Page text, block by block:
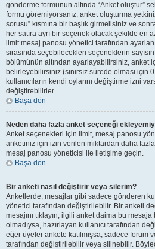
gönderme formunun altında “Anket oluştur”
formu göremiyorsanız, anket oluşturma
sorusu” kısmına bir başlık girmelisiniz ve
her satıra ayrı bir seçenek olacak şekilde en
limit mesaj panosu yönetici tarafından
sırasında seçebilecekleri seçeneklerin
bölümünün altından ayarlayabilirsiniz, anket
belirleyebilirsiniz (sınırsız sürede olması için
kullanıcıların kendi oylarını değiştirme izni
değiştirebilirler.
Başa dön
Neden daha fazla anket seçeneği
Anket seçenekleri için limit, mesaj panosu
anketiniz için izin verilen miktardan daha
mesaj panosu yöneticisi ile iletişime geçin.
Başa dön
Bir anketi nasıl değiştirir veya silerim?
Anketlerde, mesajlar gibi sadece gönderen
yönetici tarafından değiştirilebilir. Bir anketi
mesajını tıklayın; ilgili anket daima bu mesaja
olmadıysa, hazırlayan kullanıcı tarafından
eğer üyeler ankete katılmışsa, sadece forum
tarafından değiştirilebilir veya silinebilir.